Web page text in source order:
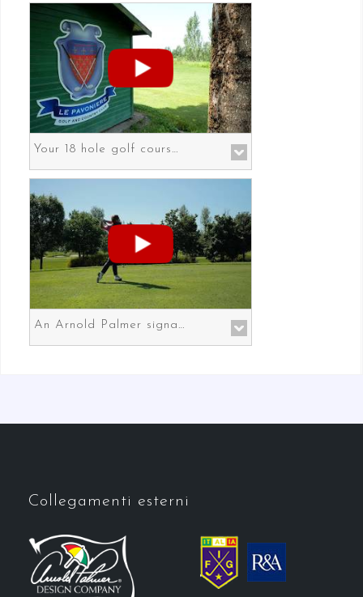
Your 18 hole golf course in Prato the gateway to Florence
An Arnold Palmer signature course in Prato the gateway to Florence
Collegamenti esterni